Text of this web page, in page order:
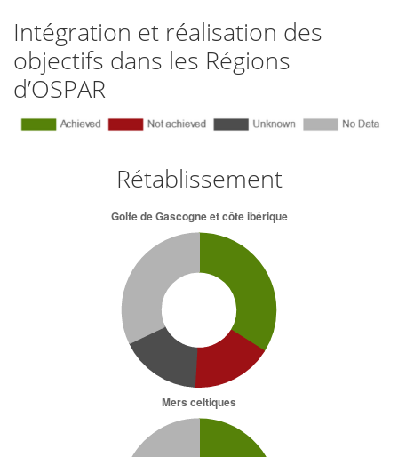
Intégration et réalisation des
objectifs dans les Régions
d’OSPAR
Rétablissement